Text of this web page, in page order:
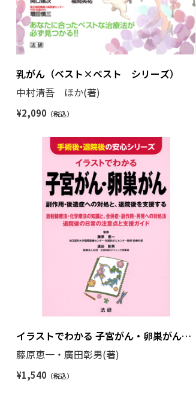
乳がん（ベスト×ベスト シリーズ）
中村清吾 ほか(著)
¥2,090
イラストでわかる 子宮がん・卵巣がん
（手術後・退院後の安心シリーズ）
藤原恵一・廣田彰男(著)
¥1,540